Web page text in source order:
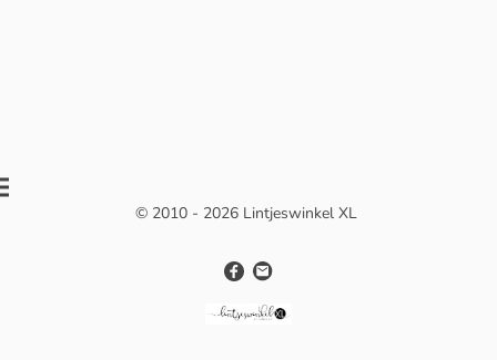
© 2010 - 2026 Lintjeswinkel XL